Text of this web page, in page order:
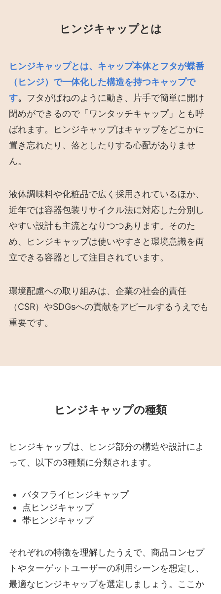
ヒンジキャップとは
ヒンジキャップとは、キャップ本体とフタが蝶番
（ヒンジ）で一体化した構造を持つキャップで
す。 フタがばねのように動き、片手で簡単に開け
閉めができるので「ワンタッチキャップ」とも呼
ばれます。ヒンジキャップはキャップをどこかに
置き忘れたり、落としたりする心配がありませ
ん。
液体調味料や化粧品で広く採用されているほか、
近年では容器包装リサイクル法に対応した分別し
やすい設計も主流となりつつあります。そのた
め、ヒンジキャップは使いやすさと環境意識を両
立できる容器として注目されています。
環境配慮への取り組みは、企業の社会的責任
（CSR）やSDGsへの貢献をアピールするうえでも
重要です。
ヒンジキャップの種類
ヒンジキャップは、ヒンジ部分の構造や設計によ
って、以下の3種類に分類されます。
バタフライヒンジキャップ
点ヒンジキャップ
帯ヒンジキャップ
それぞれの特徴を理解したうえで、商品コンセプ
トやターゲットユーザーの利用シーンを想定し、
最適なヒンジキャップを選定しましょう。ここか